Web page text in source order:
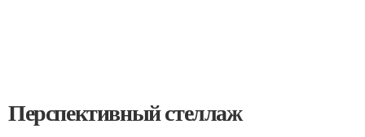
Перспективный стеллаж